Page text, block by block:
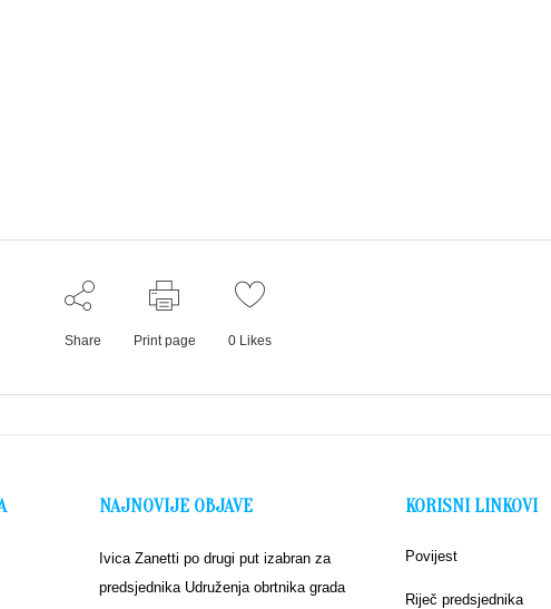
Share Print page 0Likes
NAJNOVIJE OBJAVE
Ivica Zanetti po drugi put izabran za
predsjednika Udruženja obrtnika grada
KORISNI LINKOVI
Povijest
Riječ predsjednika